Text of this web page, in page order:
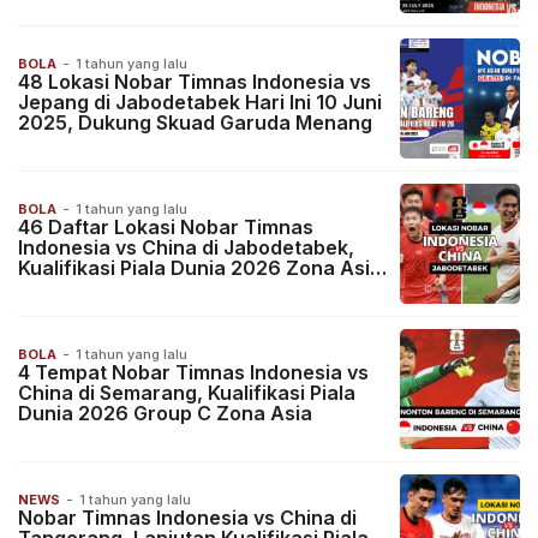
BOLA - 1 tahun yang lalu
48 Lokasi Nobar Timnas Indonesia vs
Jepang di Jabodetabek Hari Ini 10 Juni
2025, Dukung Skuad Garuda Menang
BOLA - 1 tahun yang lalu
46 Daftar Lokasi Nobar Timnas
Indonesia vs China di Jabodetabek,
Kualifikasi Piala Dunia 2026 Zona Asia
BOLA - 1 tahun yang lalu
4 Tempat Nobar Timnas Indonesia vs
China di Semarang, Kualifikasi Piala
Dunia 2026 Group C Zona Asia
NEWS - 1 tahun yang lalu
Nobar Timnas Indonesia vs China di